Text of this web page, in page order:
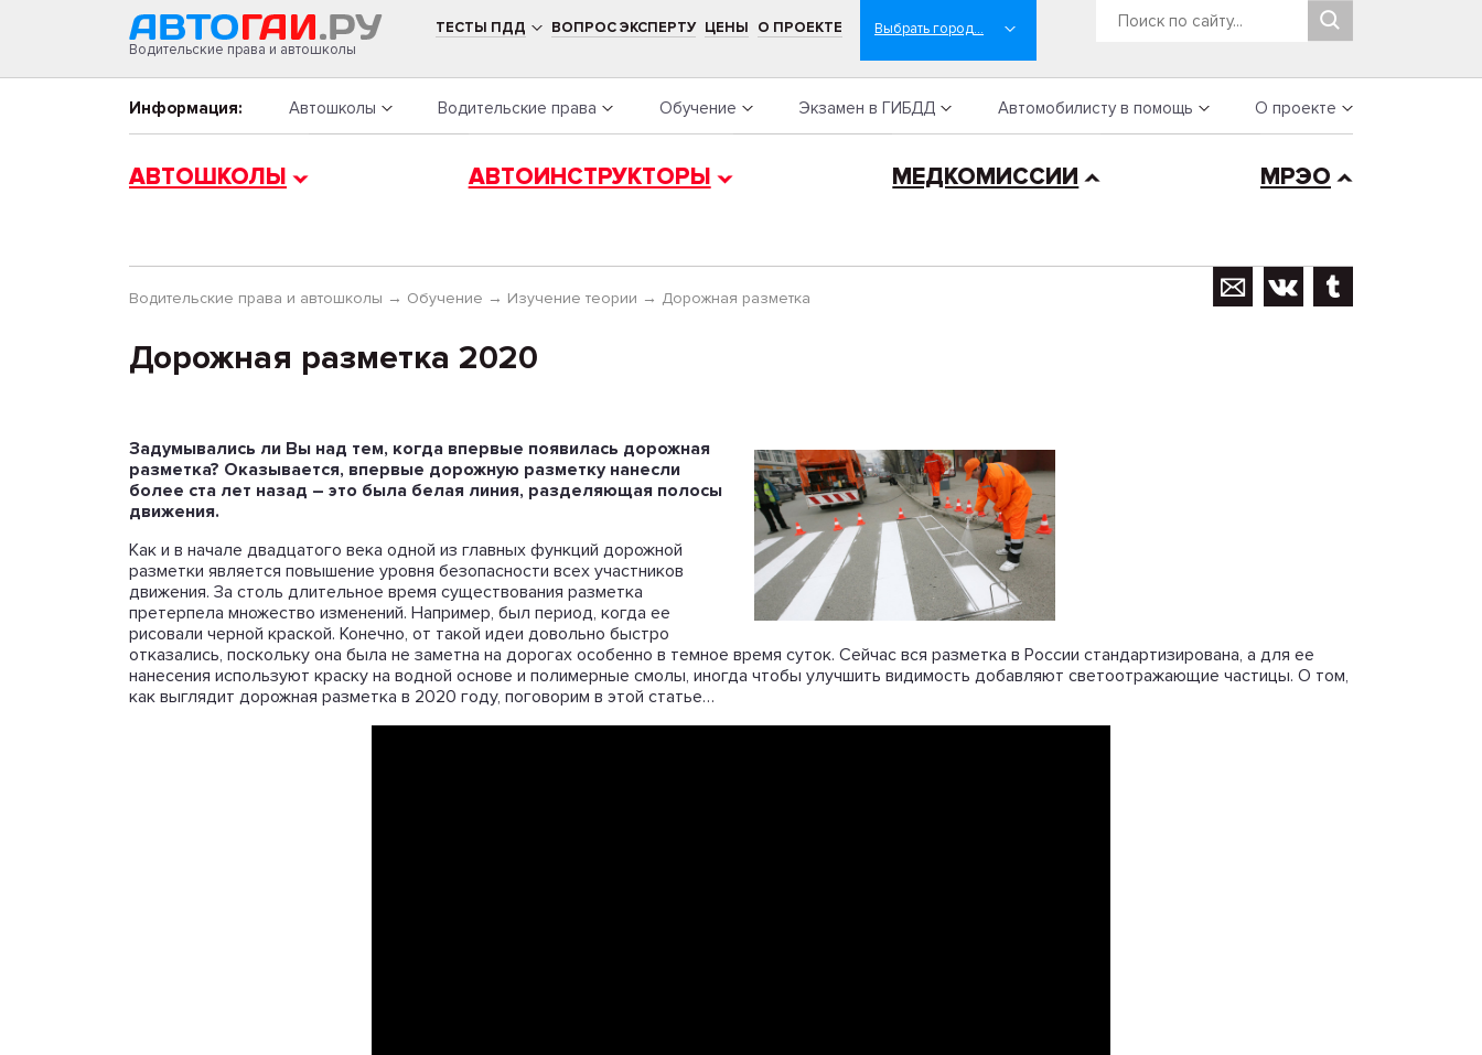
Водительские права и автошколы
ТЕСТЫ ПДД ВОПРОС ЭКСПЕРТУ ЦЕНЫ О ПРОЕКТЕ
Информация: Автошколы Водительские права Обучение Экзамен в ГИБДД Автомобилисту в помощь О проекте
АВТОШКОЛЫ АВТОИНСТРУКТОРЫ МЕДКОМИССИИ МРЭО
Водительские права и автошколы → Обучение → Изучение теории → Дорожная разметка
Дорожная разметка 2020
Задумывались ли Вы над тем, когда впервые появилась дорожная
разметка? Оказывается, впервые дорожную разметку нанесли
более ста лет назад – это была белая линия, разделяющая полосы
движения.
Как и в начале двадцатого века одной из главных функций дорожной
разметки является повышение уровня безопасности всех участников
движения. За столь длительное время существования разметка
претерпела множество изменений. Например, был период, когда ее
рисовали черной краской. Конечно, от такой идеи довольно быстро
отказались, поскольку она была не заметна на дорогах особенно в темное время суток. Сейчас вся разметка в России стандартизирована, а для ее
нанесения используют краску на водной основе и полимерные смолы, иногда чтобы улучшить видимость добавляют светоотражающие частицы. О том,
как выглядит дорожная разметка в 2020 году, поговорим в этой статье…